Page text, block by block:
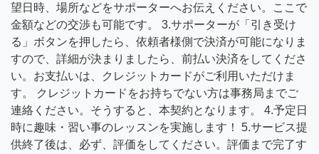
望日時、場所などをサポーターへお伝えください。ここで
金額などの交渉も可能です。 3.サポーターが「引き受け
る」ボタンを押したら、依頼者様側で決済が可能になりま
すので、詳細が決まりましたら、前払い決済をしてくださ
い。お支払いは、クレジットカードがご利用いただけま
す。 クレジットカードをお持ちでない方は事務局までご
連絡ください。そうすると、本契約となります。 4.予定日
時に趣味・習い事のレッスンを実施します！ 5.サービス提
供終了後は、必ず、評価をしてください。評価まで完了す